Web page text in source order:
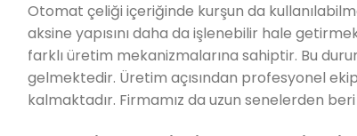
Otomat çeliği içeriğinde kurşun da
aksine yapısını daha da işlenebilir hale
farklı üretim mekanizmalarına sahiptir. Bu
gelmektedir. Üretim açısından profesyonel
kalmaktadır. Firmamız da uzun senelerden